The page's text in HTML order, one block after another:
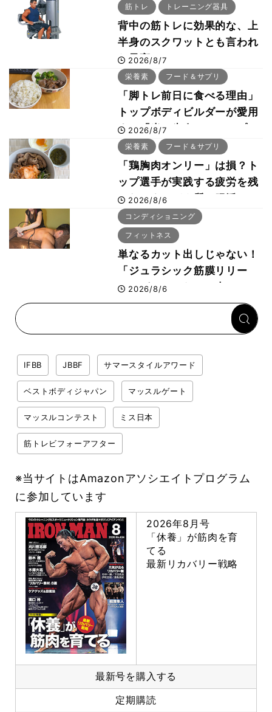
筋トレ トレーニング器具
背中の筋トレに効果的な、上
半身のスクワットとも言われ
た最高マシン“ノーチラス・
プルオーバーマシン”とは？
2026/8/7
栄養素 フード＆サプリ
「脚トレ前日に食べる理由」
トップボディビルダーが愛用
する「米＋牛肉」のシンプル
回復メシとは？
2026/8/7
栄養素 フード＆サプリ
「鶏胸肉オンリー」は損？ト
ップ選手が実践する疲労を残
さないタンパク質＆腸活コン
ボ
2026/8/6
コンディショニング
フィットネス
単なるカット出しじゃない！
「ジュラシック筋膜リリー
ス」が口コミだけで大ヒット
した納得の理由 木澤大祐が
2026/8/6
IFBB JBBF サマースタイルアワード
ベストボディジャパン マッスルゲート
マッスルコンテスト ミス日本
筋トレビフォーアフター
※当サイトはAmazonアソシエイトプログラム
に参加しています
2026年8月号
「休養」が筋肉を育
てる
最新リカバリー戦略
最新号を購入する
定期購読